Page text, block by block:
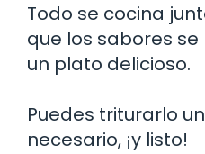
Todo se cocina
que los sabores
un plato delicioso.
Puedes triturarlo
necesario, ¡y listo!